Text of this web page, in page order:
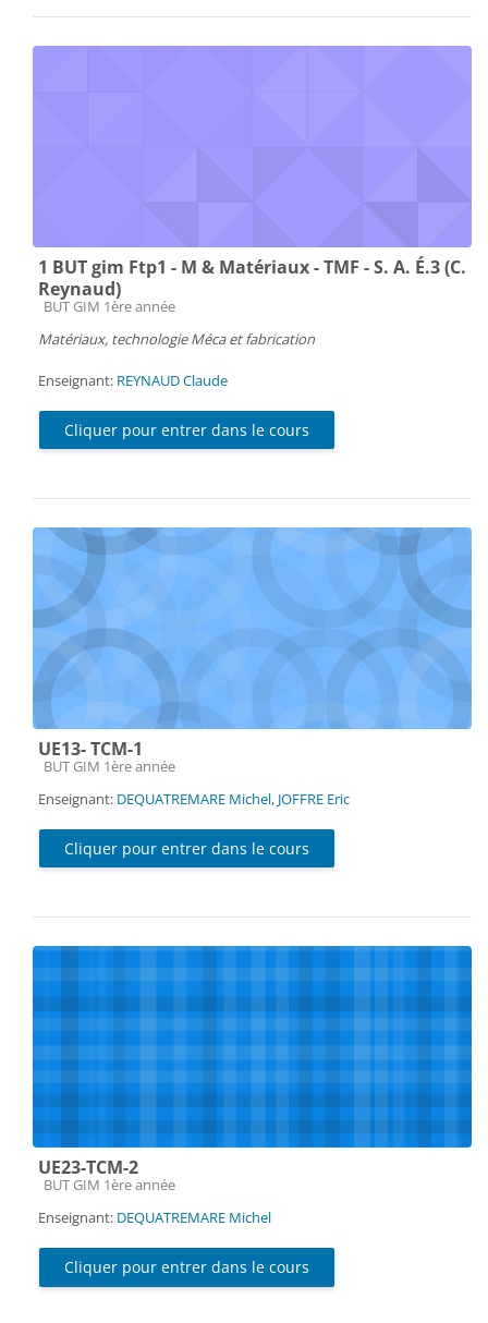
1 BUT gim Ftp1 - M & Matériaux - TMF - S. A. É.3 (C.
Reynaud)
Catégorie de cours
BUT GIM 1ère année
Matériaux, technologie Méca et fabrication
Enseignant: REYNAUD Claude
Cliquer pour entrer dans le cours
UE13- TCM-1
Catégorie de cours
BUT GIM 1ère année
Enseignant: DEQUATREMARE Michel, JOFFRE Eric
Cliquer pour entrer dans le cours
UE23-TCM-2
Catégorie de cours
BUT GIM 1ère année
Enseignant: DEQUATREMARE Michel
Cliquer pour entrer dans le cours